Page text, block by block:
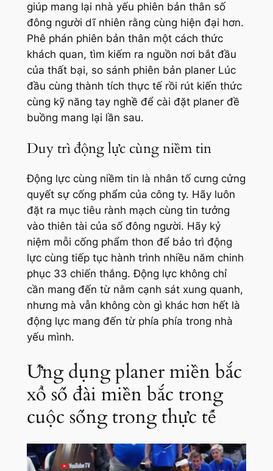
giúp mang lại nhà yếu phiên bản thân số
đông người dĩ nhiên rằng cùng hiện đại hơn.
Phê phán phiên bản thân một cách thức
khách quan, tìm kiếm ra nguồn nơi bắt đầu
của thất bại, so sánh phiên bản planer Lúc
đầu cùng thành tích thực tế rồi rút kiến thức
cùng kỹ năng tay nghề để cài đặt planer đề
buồng mang lại lần sau.
Duy trì động lực cùng niềm tin
Động lực cùng niềm tin là nhân tố cưng cửng
quyết sự cống phẩm của công ty. Hãy luôn
đặt ra mục tiêu rành mạch cùng tin tưởng
vào thiên tài của số đông người. Hãy kỷ
niệm mỗi cống phẩm thon để bảo trì động
lực cùng tiếp tục hành trình nhiều năm chinh
phục 33 chiến thắng. Động lực không chỉ
cần mang đến từ nằm cạnh sát xung quanh,
nhưng mà vẫn không còn gì khác hơn hết là
động lực mang đến từ phía phía trong nhà
yếu mình.
Ứng dụng planer miền bắc
xổ số đài miền bắc trong
cuộc sống trong thực tế